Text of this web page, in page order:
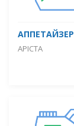
АППЕТАЙЗЕР
АРІСТА